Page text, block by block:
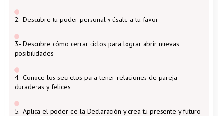
2.- Descubre tu poder personal y úsalo a tu favor
3.- Descubre cómo cerrar ciclos para lograr abrir nuevas
posibilidades
4.- Conoce los secretos para tener relaciones de pareja
duraderas y felices
5.- Aplica el poder de la Declaración y crea tu presente y futuro